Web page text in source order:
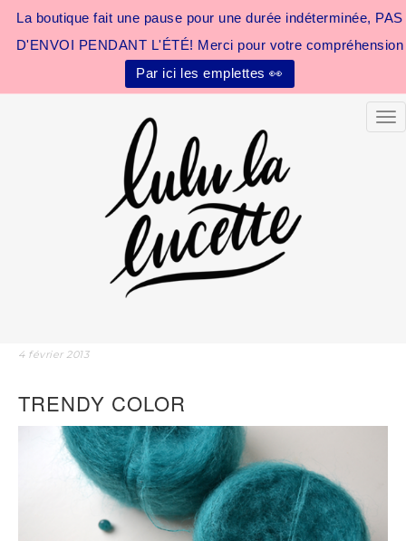
La boutique fait une pause pour une durée indéterminée, PAS
D'ENVOI PENDANT L'ÉTÉ! Merci pour votre compréhension
Par ici les emplettes 👀
4 février 2013
TRENDY COLOR